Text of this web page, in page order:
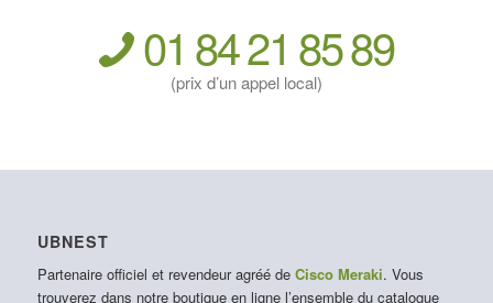
01 8421 8589
(prix d’un appel local)
UBNEST
Partenaire officiel et revendeur agréé de Cisco Meraki. Vous
trouverez dans notre boutique en ligne l’ensemble du catalogue